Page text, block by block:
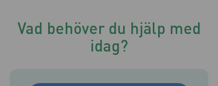
Vad behöver du hjälp med
idag?